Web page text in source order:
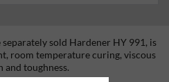
sold Hardener HY 991, is
room temperature curing, viscous
and toughness.